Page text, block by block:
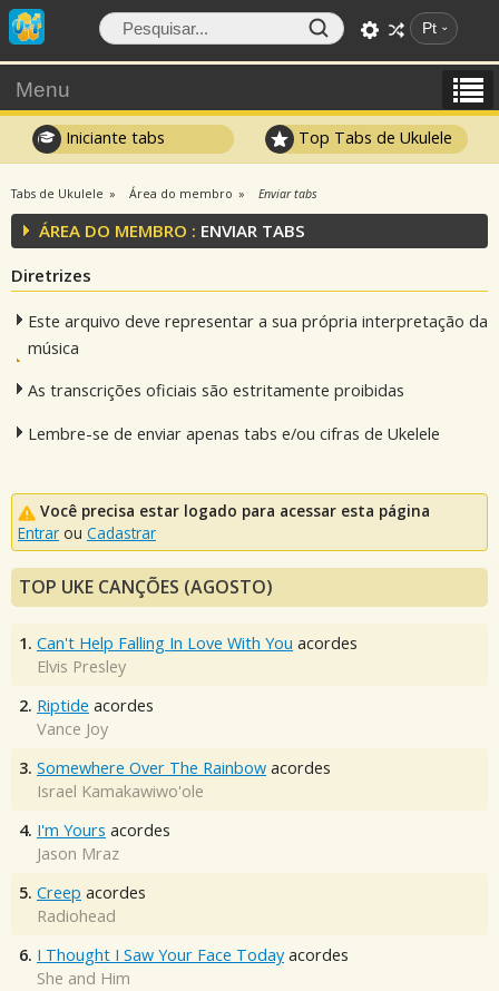
Pt
Menu
Iniciante tabs Top Tabs de Ukulele
Tabs de Ukulele Área do membro Enviar tabs
ÁREA DO MEMBRO : ENVIAR TABS
Diretrizes
Este arquivo deve representar a sua própria interpretação da
música
As transcrições oficiais são estritamente proibidas
Lembre-se de enviar apenas tabs e/ou cifras de Ukelele
Você precisa estar logado para acessar esta página
Entrar ou Cadastrar
TOP UKE CANÇÕES (AGOSTO)
1. Can't Help Falling In Love With You acordes
Elvis Presley
2. Riptide acordes
Vance Joy
3. Somewhere Over The Rainbow acordes
Israel Kamakawiwo'ole
4. I'm Yours acordes
Jason Mraz
5. Creep acordes
Radiohead
6. I Thought I Saw Your Face Today acordes
She and Him